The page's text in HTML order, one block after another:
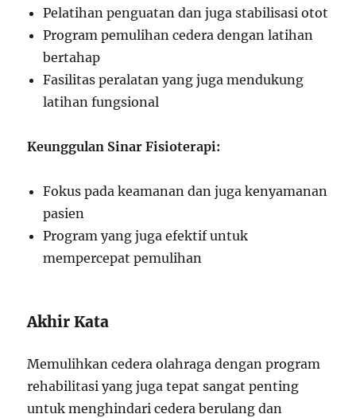
Pelatihan penguatan dan juga stabilisasi otot
Program pemulihan cedera dengan latihan
bertahap
Fasilitas peralatan yang juga mendukung
latihan fungsional
Keunggulan Sinar Fisioterapi:
Fokus pada keamanan dan juga kenyamanan
pasien
Program yang juga efektif untuk
mempercepat pemulihan
Akhir Kata
Memulihkan cedera olahraga dengan program
rehabilitasi yang juga tepat sangat penting
untuk menghindari cedera berulang dan